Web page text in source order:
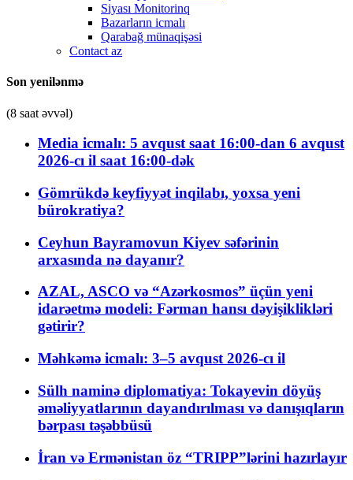
Siyası Monitorinq
Bazarların icmalı
Qarabağ münaqişəsi
Contact az
Son yenilənmə
(8 saat əvvəl)
Media icmalı: 5 avqust saat 16:00-dan 6 avqust
2026-cı il saat 16:00-dək
Gömrükdə keyfiyyət inqilabı, yoxsa yeni
bürokratiya?
Ceyhun Bayramovun Kiyev səfərinin
arxasında nə dayanır?
AZAL, ASCO və “Azərkosmos” üçün yeni
idarəetmə modeli: Fərman hansı dəyişiklikləri
gətirir?
Məhkəmə icmalı: 3–5 avqust 2026-cı il
Sülh naminə diplomatiya: Tokayevin döyüş
əməliyyatlarının dayandırılması və danışıqların
bərpası təşəbbüsü
İran və Ermənistan öz “TRIPP”lərini hazırlayır